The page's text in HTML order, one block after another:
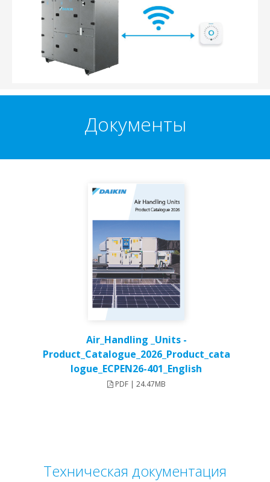
Документы
Air_Handling _Units -
Product_Catalogue_2026_Product_cata
logue_ECPEN26-401_English
PDF | 24.47MB
Техническая документация